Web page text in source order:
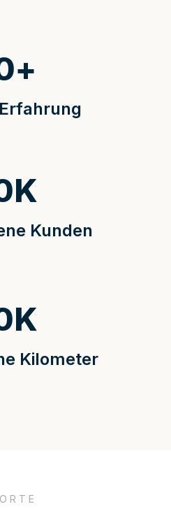
+
Kunden
K
Kilometer
K